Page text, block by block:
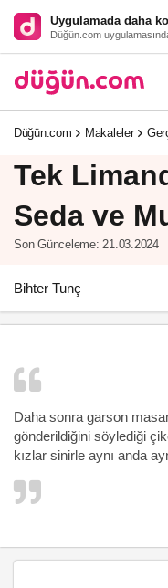
Uygulamada daha
Düğün.com
Düğün.com Makaleler
Tek
Seda ve
Son Günceleme: 21.03.2024
Bihter Tunç
Daha sonra garson
gönderildiğini söylediği
kızlar sinirle aynı anda